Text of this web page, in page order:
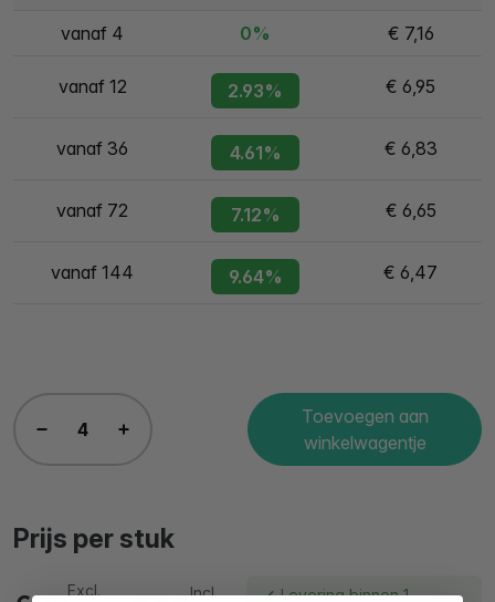
vanaf 4 0% € 7,16
vanaf 12 2.93% € 6,95
vanaf 36 4.61% € 6,83
vanaf 72 7.12% € 6,65
vanaf 144 9.64% € 6,47
Toevoegen aan
winkelwagentje
Prijs per stuk
Incl.
Excl.
Levering binnen 1